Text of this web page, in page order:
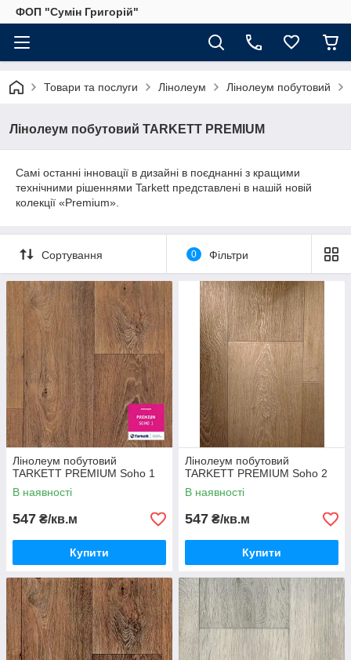
ФОП "Сумін Григорій"
Товари та послуги Лінолеум Лінолеум побутовий
Лінолеум побутовий TARKETT PREMIUM
Самі останні інновації в дизайні в поєднанні з кращими
технічними рішеннями Tarkett представлені в нашій новій
колекції «Premium».
Сортування 0 Фільтри
Лінолеум побутовий
TARKETT PREMIUM Soho 1
В наявності
547 ₴/кв.м
Купити
Лінолеум побутовий
TARKETT PREMIUM Soho 2
В наявності
547 ₴/кв.м
Купити